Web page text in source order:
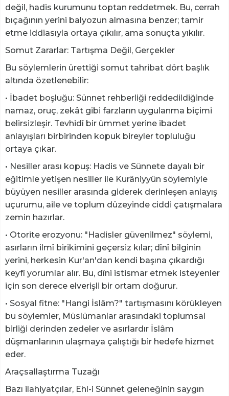
değil, hadis kurumunu toptan reddetmek. Bu, cerrah
bıçağının yerini balyozun almasına benzer; tamir
etme iddiasıyla ortaya çıkılır, ama sonuçta yıkılır.
Somut Zararlar: Tartışma Değil, Gerçekler
Bu söylemlerin ürettiği somut tahribat dört başlık
altında özetlenebilir:
• İbadet boşluğu: Sünnet rehberliği reddedildiğinde
namaz, oruç, zekât gibi farzların uygulanma biçimi
belirsizleşir. Tevhidî bir ümmet yerine ibadet
anlayışları birbirinden kopuk bireyler topluluğu
ortaya çıkar.
• Nesiller arası kopuş: Hadis ve Sünnete dayalı bir
eğitimle yetişen nesiller ile Kurâniyyûn söylemiyle
büyüyen nesiller arasında giderek derinleşen anlayış
uçurumu, aile ve toplum düzeyinde ciddi çatışmalara
zemin hazırlar.
• Otorite erozyonu: "Hadisler güvenilmez" söylemi,
asırların ilmî birikimini geçersiz kılar; dînî bilginin
yerini, herkesin Kur'an'dan kendi başına çıkardığı
keyfî yorumlar alır. Bu, dîni istismar etmek isteyenler
için son derece elverişli bir ortam doğurur.
• Sosyal fitne: "Hangi İslâm?" tartışmasını körükleyen
bu söylemler, Müslümanlar arasındaki toplumsal
birliği derinden zedeler ve asırlardır İslâm
düşmanlarının ulaşmaya çalıştığı bir hedefe hizmet
eder.
Araçsallaştırma Tuzağı
Bazı ilahiyatçılar, Ehl-i Sünnet geleneğinin saygın